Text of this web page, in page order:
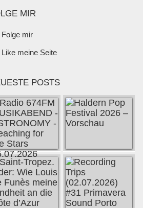
MIR
Folge mir
Like meine Seite
POSTS